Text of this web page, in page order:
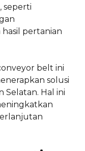
seperti
pertanian
belt ini
solusi
Selatan. Hal ini